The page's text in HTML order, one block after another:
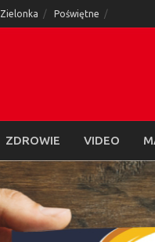
Zielonka Poświętne
ZDROWIE VIDEO